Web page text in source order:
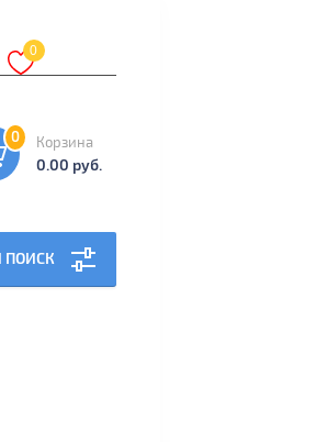
0
0 Корзина
0.00 руб.
ПОИСК